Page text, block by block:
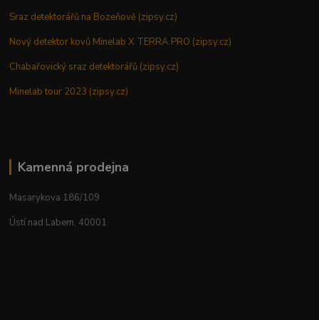
Sraz detektorářů na Bozeňově (zipsy.cz)
Nový detektor kovů Minelab X TERRA PRO (zipsy.cz)
Chabařovický sraz detektorářů (zipsy.cz)
Minelab tour 2023 (zipsy.cz)
Kamenná prodejna
Masarykova 186/109
Ústí nad Labem, 40001